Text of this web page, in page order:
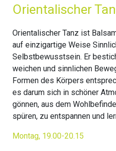
Orientalischer
Orientalischer Tanz ist
auf einzigartige Weise
Selbstbewusstsein. Er
weichen und sinnlichen
Formen des Körpers
es darum sich in schöner
gönnen, aus dem
spüren, zu entspannen und
Montag, 19.00-20.15